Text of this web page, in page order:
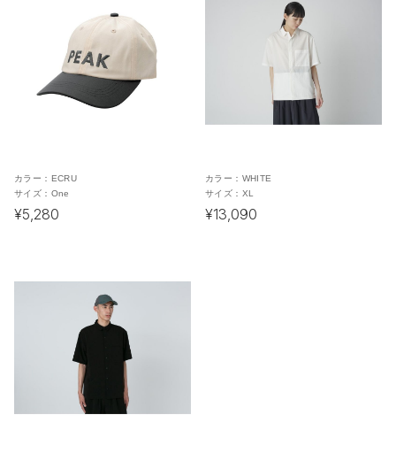
カラー： ECRU
サイズ： One
¥5,280
カラー： WHITE
サイズ： XL
¥13,090